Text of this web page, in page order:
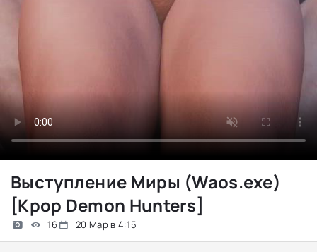
Выступление Миры (Waos.exe)
[Kpop Demon Hunters]
16 20 Мар в 4:15